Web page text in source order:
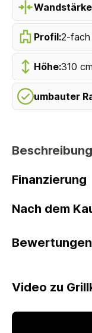
Profil:2-fach
Höhe:310 cm
umbauter
Beschreibung
Finanzierung
Nach dem
Bewertungen
Video zu